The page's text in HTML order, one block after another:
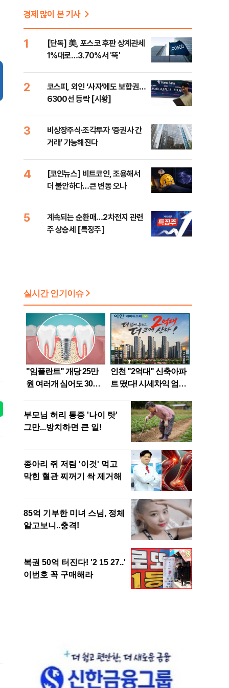
경제 많이 본 기사
1
[단독] 美, 포스코 후판 상계관세
1%대로…3.70%서 '뚝'
2
코스피, 외인 ‘사자’에도 보합권…
6300선 등락 [시황]
3
비상장주식·조각투자 ‘증권사 간
거래’ 가능해진다
4
[코인뉴스] 비트코인, 조용해서
더 불안하다…큰 변동 오나
5
계속되는 순환매…2차전지 관련
주 상승세 [특징주]